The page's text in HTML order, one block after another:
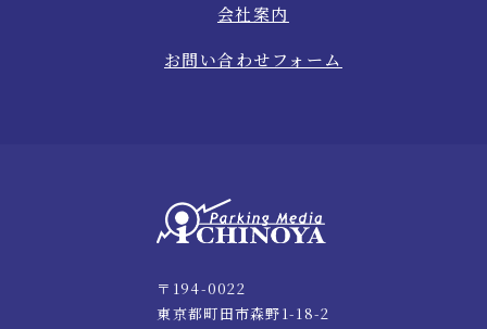
〒194-0022
東京都町田市森野1-18-2
会社案内
お問い合わせフォーム